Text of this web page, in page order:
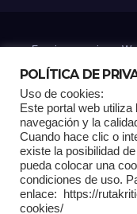
Funciona gracias a
Home Análisis Carrito
Multimedia
POLÍTICA DE
Uso de cookies:
Este portal web
navegación y la
Cuando hace clic o
existe la posibilidad
pueda colocar una
condiciones de uso.
enlace: https://
cookies/